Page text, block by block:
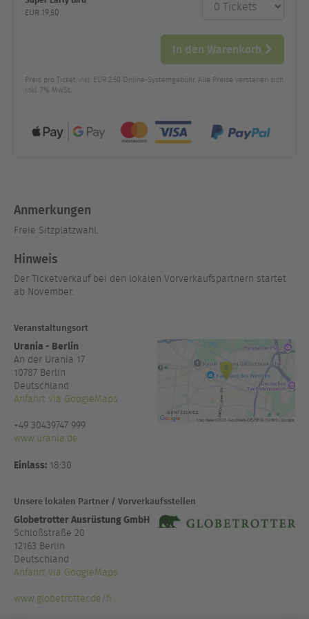
und Preis
EUR 19,50
In den Warenkorb
Preis pro Ticket inkl. EUR 2,50 Online-Systemgebühr. Alle Preise verstehen sich
inkl. 7% MwSt.
Anmerkungen
Freie Sitzplatzwahl.
Hinweis
Der Ticketverkauf bei den lokalen Vorverkaufspartnern startet
ab November.
Veranstaltungsort
Urania - Berlin
An der Urania 17
10787 Berlin
Deutschland
Anfahrt via GoogleMaps
+49 30439747 999
www.urania.de
Einlass: 18:30
Unsere lokalen Partner / Vorverkaufsstellen
Globetrotter Ausrüstung GmbH
Schloßstraße 20
12163 Berlin
Deutschland
Anfahrt via GoogleMaps
www.globetrotter.de/fi...